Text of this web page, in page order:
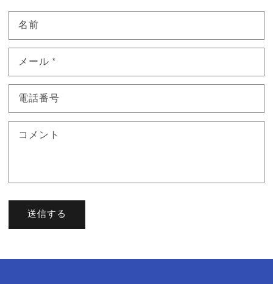
名前
メール *
電話番号
コメント
送信する